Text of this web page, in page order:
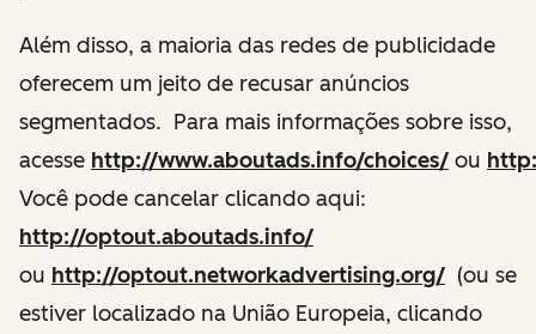
Além disso, a maioria das redes de publicidade
oferecem um jeito de recusar anúncios
segmentados. Para mais informações sobre isso,
acesse http://www.aboutads.info/choices/ ou
Você pode cancelar clicando aqui:
http://optout.aboutads.info/
ou http://optout.networkadvertising.org/ (ou se
estiver localizado na União Europeia, clicando